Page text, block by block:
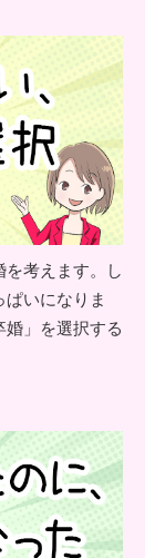
考えます。し
いになりま
」を選択する